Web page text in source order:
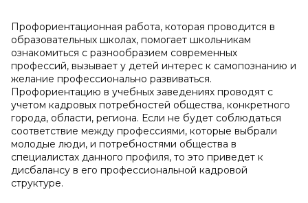
Профориентационная работа, которая проводится в
образовательных школах, помогает школьникам
ознакомиться с разнообразием современных
профессий, вызывает у детей интерес к самопознанию и
желание профессионально развиваться.
Профориентацию в учебных заведениях проводят с
учетом кадровых потребностей общества, конкретного
города, области, региона. Если не будет соблюдаться
соответствие между профессиями, которые выбрали
молодые люди, и потребностями общества в
специалистах данного профиля, то это приведет к
дисбалансу в его профессиональной кадровой
структуре.